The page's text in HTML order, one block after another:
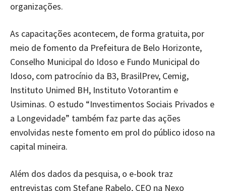
organizações.
As capacitações acontecem, de forma gratuita, por
meio de fomento da Prefeitura de Belo Horizonte,
Conselho Municipal do Idoso e Fundo Municipal do
Idoso, com patrocínio da B3, BrasilPrev, Cemig,
Instituto Unimed BH, Instituto Votorantim e
Usiminas. O estudo “Investimentos Sociais Privados e
a Longevidade” também faz parte das ações
envolvidas neste fomento em prol do público idoso na
capital mineira.
Além dos dados da pesquisa, o e-book traz
entrevistas com Stefane Rabelo, CEO na Nexo